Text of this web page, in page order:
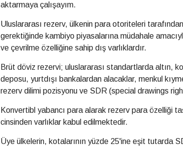
aktarmaya çalışayım.
Uluslararası rezerv, ülkenin para otoriteleri
gerektiğinde kambiyo piyasalarına müdahale
ve çevrilme özelliğine sahip dış varlıklardır.
Brüt döviz rezervi; uluslararası standartlarda altın,
deposu, yurtdışı bankalardan alacaklar, menkul
rezerv dilimi pozisyonu ve SDR (special drawings
Konvertibl yabancı para alarak rezerv para özelliği
cinsinden varlıklar kabul edilmektedir.
Üye ülkelerin, kotalarının yüzde 25'ine eşit tutarda